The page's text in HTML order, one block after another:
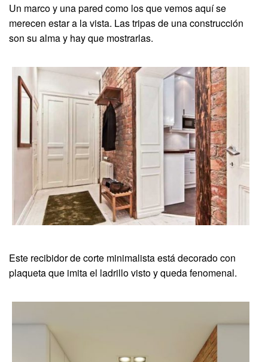
Un marco y una pared como los que vemos aquí se
merecen estar a la vista. Las tripas de una construcción
son su alma y hay que mostrarlas.
Este recibidor de corte minimalista está decorado con
plaqueta que imita el ladrillo visto y queda fenomenal.